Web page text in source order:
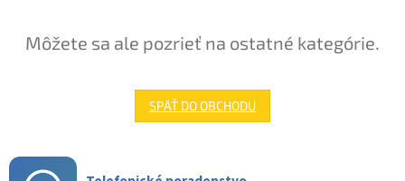
Môžete sa ale pozrieť na ostatné kategórie.
SPÄŤ DO OBCHODU